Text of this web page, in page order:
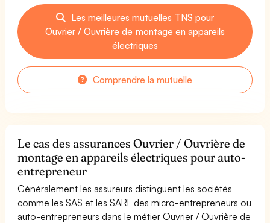
Les meilleures mutuelles TNS pour
Ouvrier / Ouvrière de montage en appareils
électriques
Comprendre la mutuelle
Le cas des assurances Ouvrier / Ouvrière de
montage en appareils électriques pour auto-
entrepreneur
Généralement les assureurs distinguent les sociétés
comme les SAS et les SARL des micro-entrepreneurs ou
auto-entrepreneurs dans le métier Ouvrier / Ouvrière de